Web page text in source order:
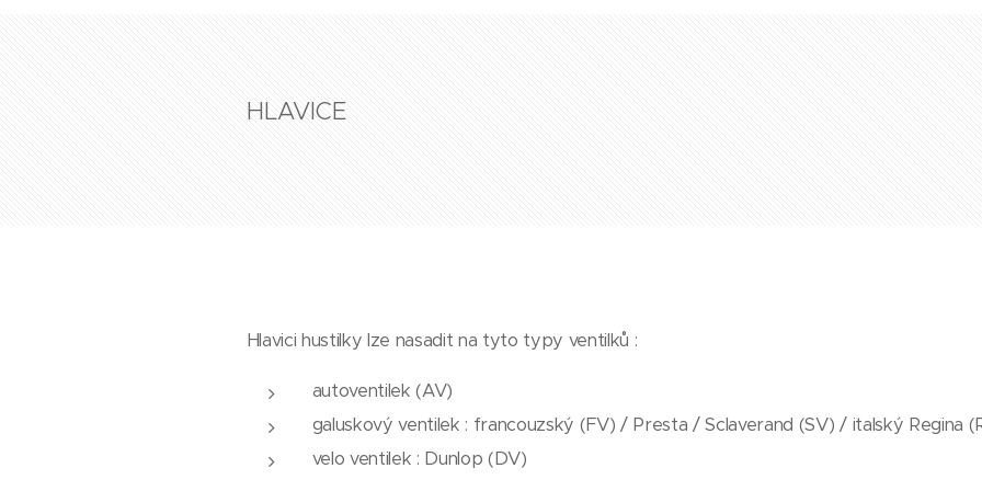
HLAVICE
Hlavici hustilky lze nasadit na tyto typy ventilků :
autoventilek (AV)
galuskový ventilek : francouzský (FV) / Presta / Sclaverand (SV) / italský Regina
velo ventilek : Dunlop (DV)